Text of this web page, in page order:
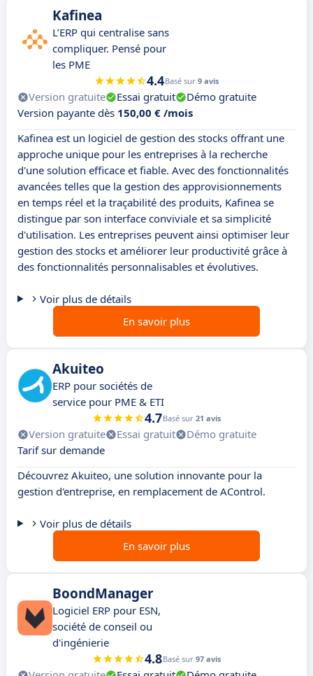
Kafinea
L’ERP qui centralise sans
compliquer. Pensé pour
les PME
4.4Basé sur 9 avis
Version gratuite Essai gratuit
Démo gratuite
Version payante dès 150,00 € /mois
Kafinea est un logiciel de gestion des stocks offrant une
approche unique pour les entreprises à la recherche
d'une solution efficace et fiable. Avec des fonctionnalités
avancées telles que la gestion des approvisionnements
en temps réel et la traçabilité des produits, Kafinea se
distingue par son interface conviviale et sa simplicité
d'utilisation. Les entreprises peuvent ainsi optimiser leur
gestion des stocks et améliorer leur productivité grâce à
des fonctionnalités personnalisables et évolutives.
Voir plus de détails
En savoir plus
Akuiteo
ERP pour sociétés de
service pour PME & ETI
4.7Basé sur 21 avis
Version gratuite Essai gratuit
Démo gratuite
Tarif sur demande
Découvrez Akuiteo, une solution innovante pour la
gestion d'entreprise, en remplacement de AControl.
Voir plus de détails
En savoir plus
BoondManager
Logiciel ERP pour ESN,
société de conseil ou
d'ingénierie
4.8Basé sur 97 avis